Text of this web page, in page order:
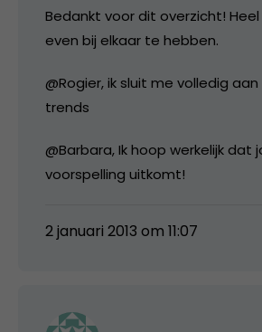
Bedankt voor dit overzicht!
even bij elkaar te hebben.
@Rogier, ik sluit me volledig
trends
@Barbara, Ik hoop werkelijk dat
voorspelling uitkomt!
2 januari 2013 om 11:07